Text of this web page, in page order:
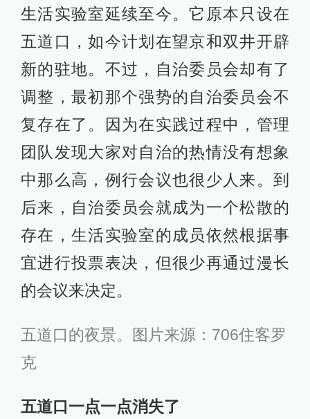
生活实验室延续至今。它原本只设在
五道口，如今计划在望京和双井开辟
新的驻地。不过，自治委员会却有了
调整，最初那个强势的自治委员会不
复存在了。因为在实践过程中，管理
团队发现大家对自治的热情没有想象
中那么高，例行会议也很少人来。到
后来，自治委员会就成为一个松散的
存在，生活实验室的成员依然根据事
宜进行投票表决，但很少再通过漫长
的会议来决定。
五道口的夜景。图片来源：706住客罗
克
五道口一点一点消失了